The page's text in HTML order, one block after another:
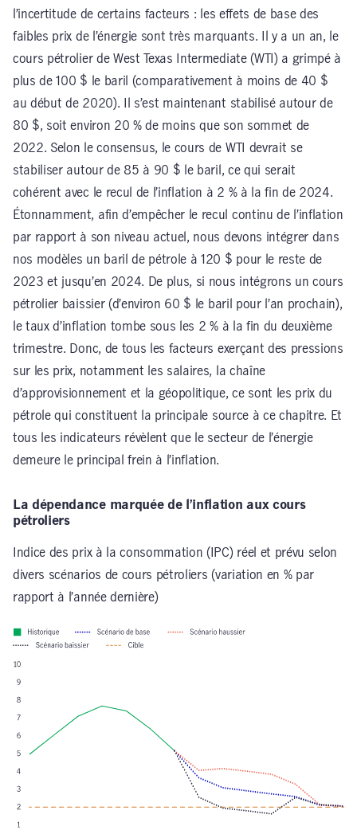
l’incertitude de certains facteurs : les effets de base des
faibles prix de l’énergie sont très marquants. Il y a un an, le
cours pétrolier de West Texas Intermediate (WTI) a grimpé à
plus de 100 $ le baril (comparativement à moins de 40 $
au début de 2020). Il s’est maintenant stabilisé autour de
80 $, soit environ 20 % de moins que son sommet de
2022. Selon le consensus, le cours de WTI devrait se
stabiliser autour de 85 à 90 $ le baril, ce qui serait
cohérent avec le recul de l’inflation à 2 % à la fin de 2024.
Étonnamment, afin d’empêcher le recul continu de l’inflation
par rapport à son niveau actuel, nous devons intégrer dans
nos modèles un baril de pétrole à 120 $ pour le reste de
2023 et jusqu’en 2024. De plus, si nous intégrons un cours
pétrolier baissier (d’environ 60 $ le baril pour l’an prochain),
le taux d’inflation tombe sous les 2 % à la fin du deuxième
trimestre. Donc, de tous les facteurs exerçant des pressions
sur les prix, notamment les salaires, la chaîne
d’approvisionnement et la géopolitique, ce sont les prix du
pétrole qui constituent la principale source à ce chapitre. Et
tous les indicateurs révèlent que le secteur de l’énergie
demeure le principal frein à l’inflation.
La dépendance marquée de l’inflation aux cours
pétroliers
Indice des prix à la consommation (IPC) réel et prévu selon
divers scénarios de cours pétroliers (variation en % par
rapport à l’année dernière)